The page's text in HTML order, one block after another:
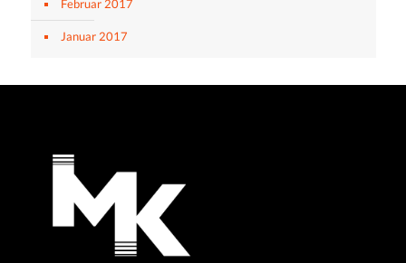
Februar 2017
Januar 2017